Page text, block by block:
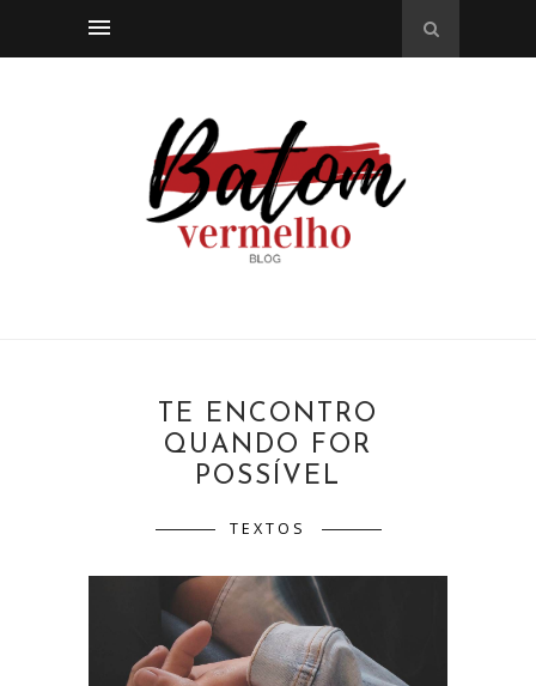
TE ENCONTRO
QUANDO FOR
POSSÍVEL
TEXTOS